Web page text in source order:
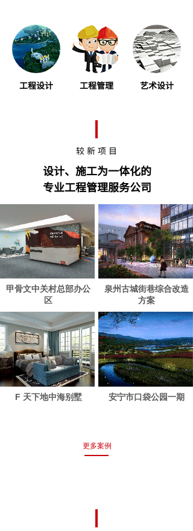
设计、施工为一体化的
专业工程管理服务公司
较 新 项 目
艺术设计
工程管理
工程设计
甲骨文中关村总部办公
区
泉州古城街巷综合改造
方案
F 天下地中海别墅 安宁市口袋公园一期
更多案例